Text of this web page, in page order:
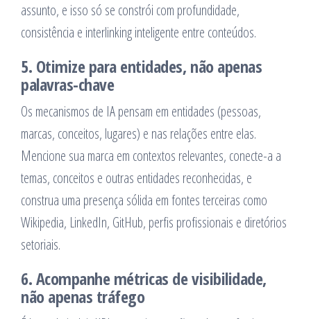
assunto, e isso só se constrói com profundidade,
consistência e interlinking inteligente entre conteúdos.
5. Otimize para entidades, não apenas
palavras-chave
Os mecanismos de IA pensam em entidades (pessoas,
marcas, conceitos, lugares) e nas relações entre elas.
Mencione sua marca em contextos relevantes, conecte-a a
temas, conceitos e outras entidades reconhecidas, e
construa uma presença sólida em fontes terceiras como
Wikipedia, LinkedIn, GitHub, perfis profissionais e diretórios
setoriais.
6. Acompanhe métricas de visibilidade,
não apenas tráfego